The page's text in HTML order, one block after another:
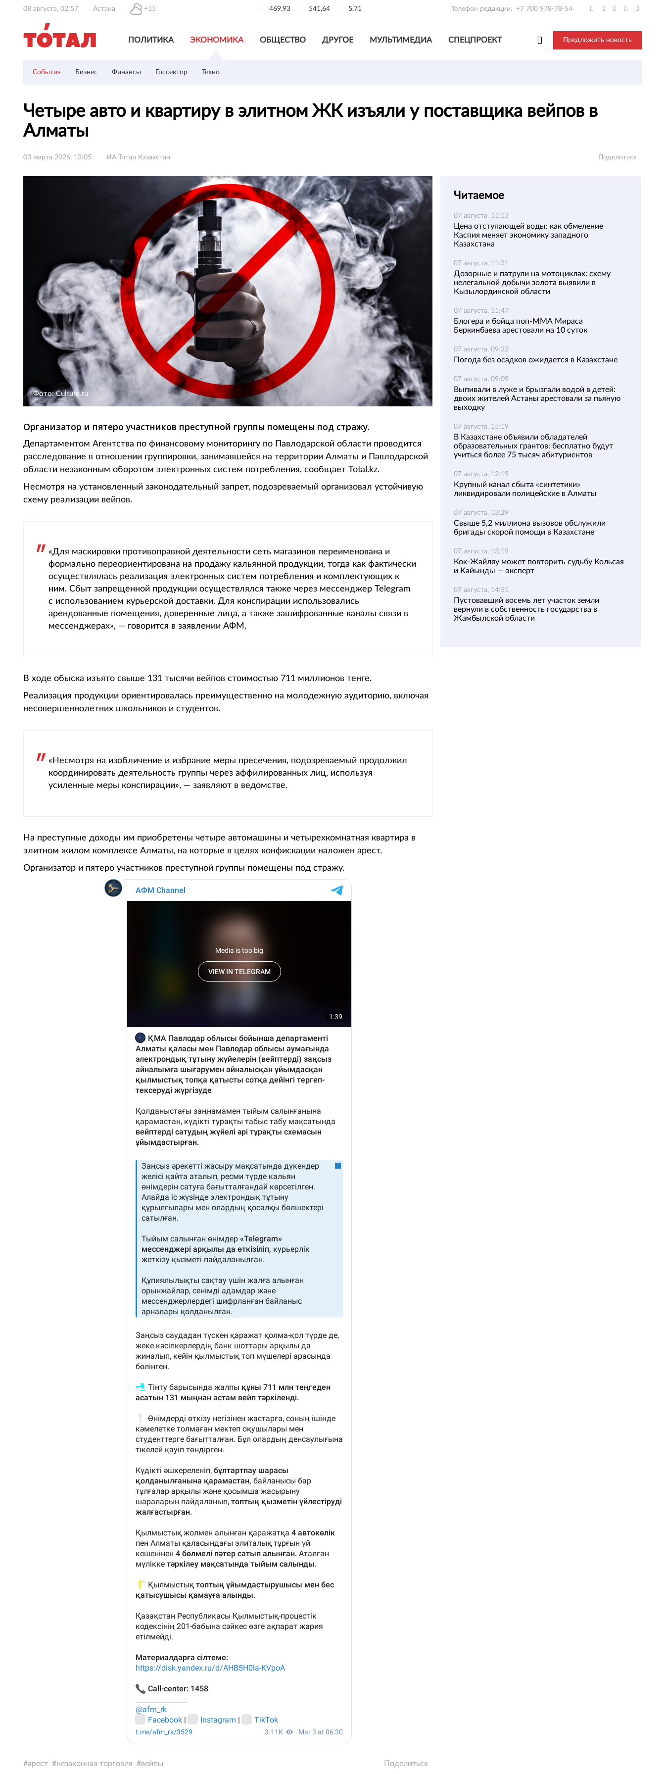
08 августа, 02:57 Астана +15 469,93 541,64 5,71 Телефон редакции: +7 700 978-78-54
ПОЛИТИКА ЭКОНОМИКА ОБЩЕСТВО ДРУГОЕ МУЛЬТИМЕДИА СПЕЦПРОЕКТ Предложить новость
События Бизнес Финансы Госсектор Техно
Четыре авто и квартиру в элитном ЖК изъяли у поставщика вейпов в
Алматы
03 марта 2026, 13:05 ИА Тотал Казахстан Поделиться
Фото: Culture.ru
Организатор и пятеро участников преступной группы помещены под стражу.
Департаментом Агентства по финансовому мониторингу по Павлодарской области проводится
расследование в отношении группировки, занимавшейся на территории Алматы и Павлодарской
области незаконным оборотом электронных систем потребления, сообщает Total.kz.
Несмотря на установленный законодательный запрет, подозреваемый организовал устойчивую
схему реализации вейпов.
«Для маскировки противоправной деятельности сеть магазинов переименована и
формально переориентирована на продажу кальянной продукции, тогда как фактически
осуществлялась реализация электронных систем потребления и комплектующих к
ним. Сбыт запрещенной продукции осуществлялся также через мессенджер Telegram
с использованием курьерской доставки. Для конспирации использовались
арендованные помещения, доверенные лица, а также зашифрованные каналы связи в
мессенджерах», — говорится в заявлении АФМ.
В ходе обыска изъято свыше 131 тысячи вейпов стоимостью 711 миллионов тенге.
Реализация продукции ориентировалась преимущественно на молодежную аудиторию, включая
несовершеннолетних школьников и студентов.
«Несмотря на изобличение и избрание меры пресечения, подозреваемый продолжил
координировать деятельность группы через аффилированных лиц, используя
усиленные меры конспирации», — заявляют в ведомстве.
На преступные доходы им приобретены четыре автомашины и четырехкомнатная квартира в
элитном жилом комплексе Алматы, на которые в целях конфискации наложен арест.
Организатор и пятеро участников преступной группы помещены под стражу.
арест незаконная торговля вейпы Поделиться
Читаемое
07 августа, 11:13
Цена отступающей воды: как обмеление
Каспия меняет экономику западного
Казахстана
07 августа, 11:31
Дозорные и патрули на мотоциклах: схему
нелегальной добычи золота выявили в
Кызылординской области
07 августа, 11:47
Блогера и бойца поп-ММА Мираса
Беркинбаева арестовали на 10 суток
07 августа, 09:32
Погода без осадков ожидается в Казахстане
07 августа, 09:09
Выпивали в луже и брызгали водой в детей:
двоих жителей Астаны арестовали за пьяную
выходку
07 августа, 15:19
В Казахстане объявили обладателей
образовательных грантов: бесплатно будут
учиться более 75 тысяч абитуриентов
07 августа, 12:19
Крупный канал сбыта «синтетики»
ликвидировали полицейские в Алматы
07 августа, 13:29
Свыше 5,2 миллиона вызовов обслужили
бригады скорой помощи в Казахстане
07 августа, 13:19
Кок-Жайляу может повторить судьбу Кольсая
и Кайынды — эксперт
07 августа, 14:51
Пустовавший восемь лет участок земли
вернули в собственность государства в
Жамбылской области